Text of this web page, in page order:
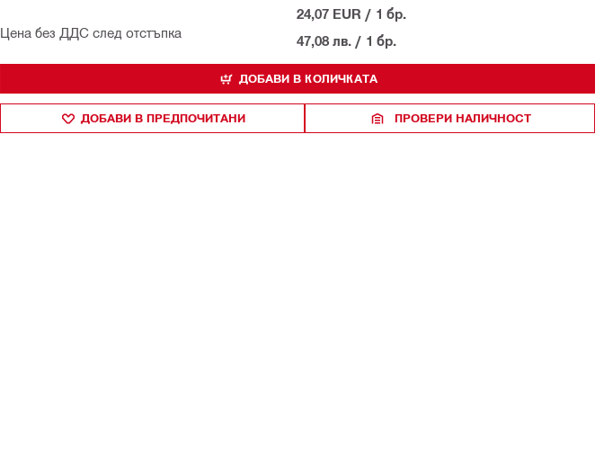
Цена без ДДС след отстъпка
24,07 EUR / 1 бр.
47,08 лв. / 1 бр.
ДОБАВИ В КОЛИЧКАТА
ДОБАВИ В ПРЕДПОЧИТАНИ ПРОВЕРИ НАЛИЧНОСТ